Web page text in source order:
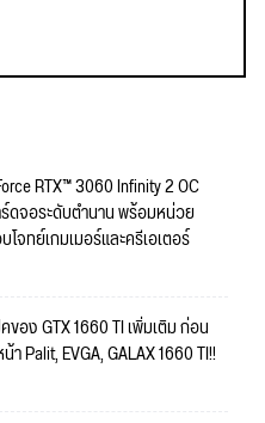
RTX™ 3060 Infinity 2 OC
ดจอระดับตำนาน พร้อมหน่วย
จทย์เกมเมอร์และครีเอเตอร์
อง GTX 1660 TI เพิ่มเติม ก่อน
Palit, EVGA, GALAX 1660 TI!!